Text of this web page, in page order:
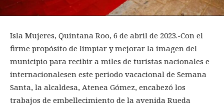
Isla Mujeres, Quintana Roo, 6 de abril de 2023.-Con el
firme propósito de limpiar y mejorar la imagen del
municipio para recibir a miles de turistas nacionales e
internacionalesen este periodo vacacional de Semana
Santa, la alcaldesa, Atenea Gómez, encabezó los
trabajos de embellecimiento de la avenida Rueda